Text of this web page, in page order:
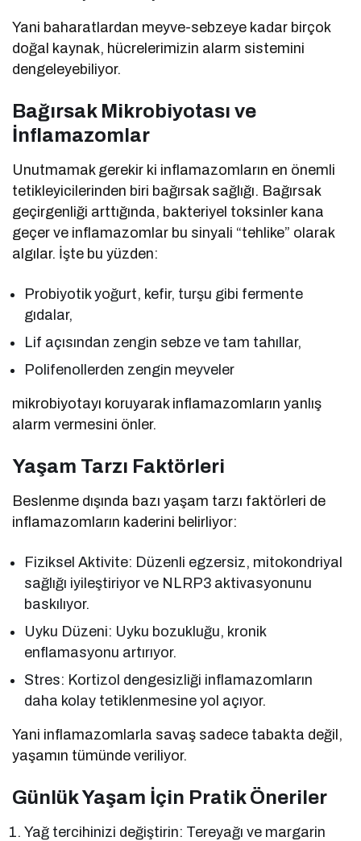
Yani baharatlardan meyve-sebzeye kadar birçok
doğal kaynak, hücrelerimizin alarm sistemini
dengeleyebiliyor.
Bağırsak Mikrobiyotası ve
İnflamazomlar
Unutmamak gerekir ki inflamazomların en önemli
tetikleyicilerinden biri bağırsak sağlığı. Bağırsak
geçirgenliği arttığında, bakteriyel toksinler kana
geçer ve inflamazomlar bu sinyali “tehlike” olarak
algılar. İşte bu yüzden:
Probiyotik yoğurt, kefir, turşu gibi fermente
gıdalar,
Lif açısından zengin sebze ve tam tahıllar,
Polifenollerden zengin meyveler
mikrobiyotayı koruyarak inflamazomların yanlış
alarm vermesini önler.
Yaşam Tarzı Faktörleri
Beslenme dışında bazı yaşam tarzı faktörleri de
inflamazomların kaderini belirliyor:
Fiziksel Aktivite: Düzenli egzersiz, mitokondriyal
sağlığı iyileştiriyor ve NLRP3 aktivasyonunu
baskılıyor.
Uyku Düzeni: Uyku bozukluğu, kronik
enflamasyonu artırıyor.
Stres: Kortizol dengesizliği inflamazomların
daha kolay tetiklenmesine yol açıyor.
Yani inflamazomlarla savaş sadece tabakta değil,
yaşamın tümünde veriliyor.
Günlük Yaşam İçin Pratik Öneriler
Yağ tercihinizi değiştirin: Tereyağı ve margarin